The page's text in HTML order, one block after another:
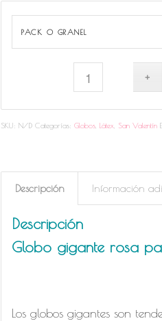
PACK O GRANEL
SKU:N/D Categorías:Globos ,Látex San Valentín
Descripción Información
Descripción
Globo gigante rosa
Los globos gigantes son